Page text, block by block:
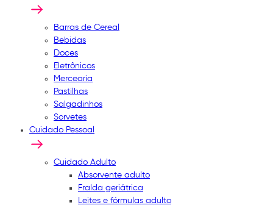
Barras de Cereal
Bebidas
Doces
Eletrônicos
Mercearia
Pastilhas
Salgadinhos
Sorvetes
Cuidado Pessoal
Cuidado Adulto
Absorvente adulto
Fralda geriátrica
Leites e fórmulas adulto